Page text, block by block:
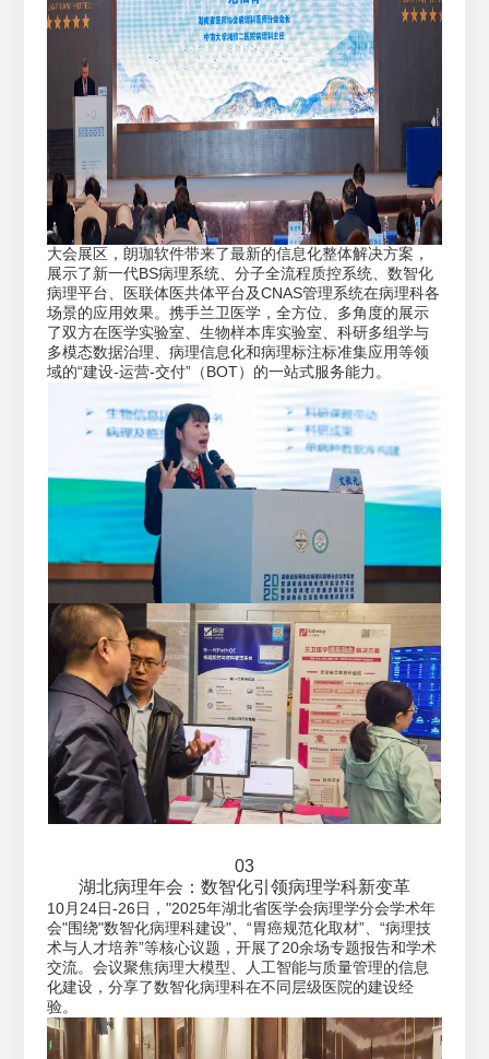
大会展区，朗珈软件带来了最新的信息化整体解决方案，
展示了新一代BS病理系统、分子全流程质控系统、数智化
病理平台、医联体医共体平台及CNAS管理系统在病理科各
场景的应用效果。携手兰卫医学，全方位、多角度的展示
了双方在医学实验室、生物样本库实验室、科研多组学与
多模态数据治理、病理信息化和病理标注标准集应用等领
域的“建设-运营-交付”（BOT）的一站式服务能力。
03
湖北病理年会：数智化引领病理学科新变革
10月24日-26日，"2025年湖北省医学会病理学分会学术年
会"围绕"数智化病理科建设"、“胃癌规范化取材”、“病理技
术与人才培养”等核心议题，开展了20余场专题报告和学术
交流。会议聚焦病理大模型、人工智能与质量管理的信息
化建设，分享了数智化病理科在不同层级医院的建设经
验。